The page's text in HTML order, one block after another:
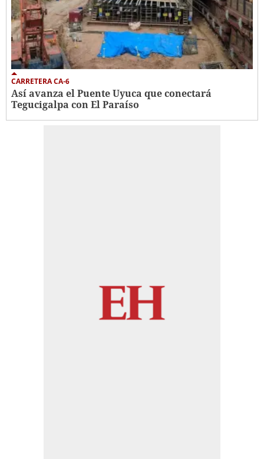
CARRETERA CA-6
Así avanza el Puente Uyuca que conectará
Tegucigalpa con El Paraíso